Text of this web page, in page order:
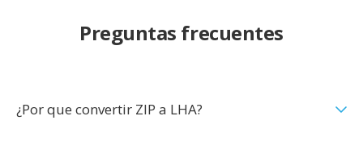
Preguntas frecuentes
¿Por que convertir ZIP a LHA?